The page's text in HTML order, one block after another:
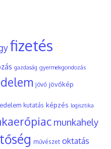
fizetés
gazdaság gyermekgondozás
jövő jövőkép
kutatás képzés logisztika
munkahely
művészet oktatás